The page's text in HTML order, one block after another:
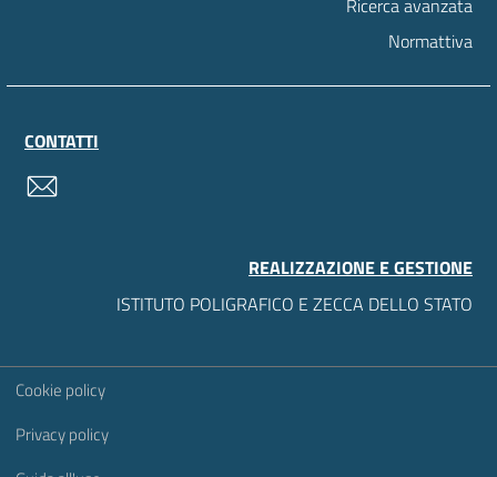
Ricerca avanzata
Normattiva
CONTATTI
REALIZZAZIONE E GESTIONE
ISTITUTO POLIGRAFICO E ZECCA DELLO STATO
Sezione Link Utili
Cookie policy
Privacy policy